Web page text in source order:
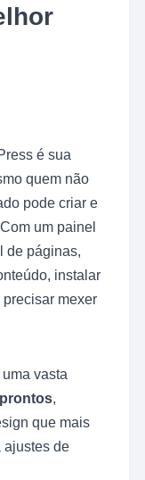
é sua
quem não
pode criar e
um painel
de páginas,
instalar
mexer
vasta
,
que mais
ajustes de